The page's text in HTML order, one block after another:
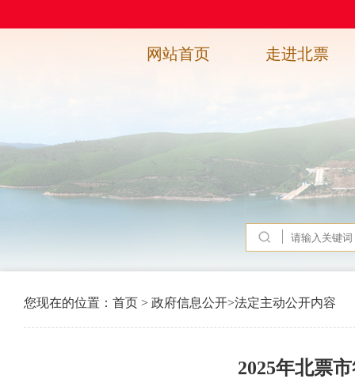
网站首页 走进北票
您现在的位置： 首页 > 政府信息公开>法定主动公开内容
2025年北票